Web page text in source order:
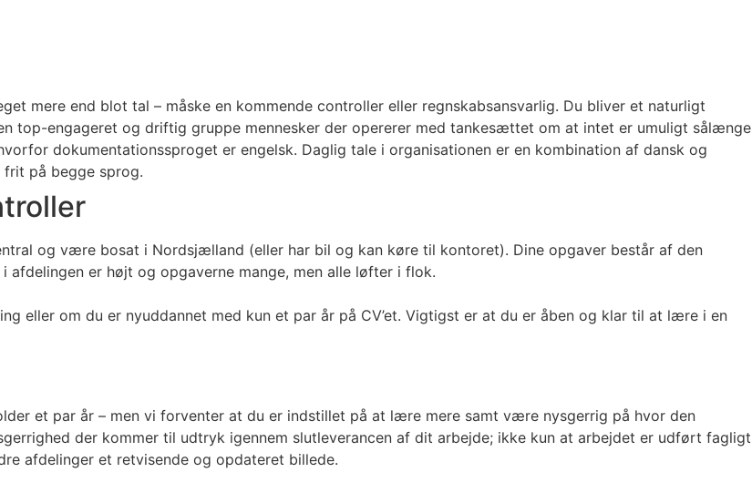
mere end blot tal – måske en kommende controller eller regnskabsansvarlig. Du bliver et naturligt
top-engageret og driftig gruppe mennesker der opererer med tankesættet om at intet er umuligt sålænge
dokumentationssproget er engelsk. Daglig tale i organisationen er en kombination af dansk og
på begge sprog.
og være bosat i Nordsjælland (eller har bil og kan køre til kontoret). Dine opgaver består af den
er højt og opgaverne mange, men alle løfter i flok.
eller om du er nyuddannet med kun et par år på CV’et. Vigtigst er at du er åben og klar til at lære i en
et par år – men vi forventer at du er indstillet på at lære mere samt være nysgerrig på hvor den
der kommer til udtryk igennem slutleverancen af dit arbejde; ikke kun at arbejdet er udført fagligt
afdelinger et retvisende og opdateret billede.